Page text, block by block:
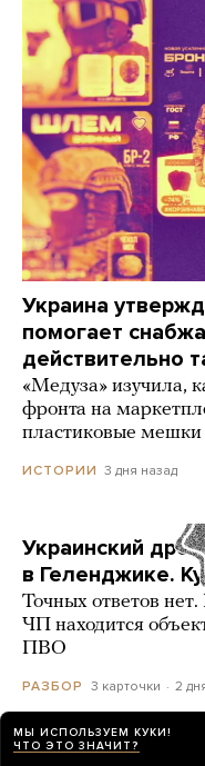
Украина
помогает
действительно
«Медуза» изучила,
фронта на
пластиковые
ИСТОРИИ 3 дня назад
Украинский
в Геленджике.
Точных ответов
ЧП находится
ПВО
РАЗБОР 3 карточки 2
МЫ ИСПОЛЬЗУЕМ КУКИ!
ЧТО ЭТО ЗНАЧИТ?